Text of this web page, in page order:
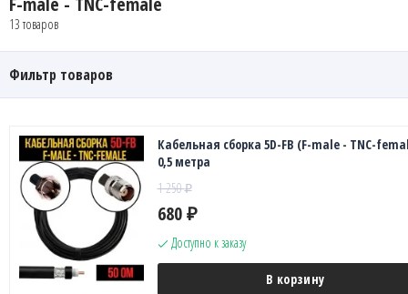
13 товаров
Фильтр товаров
Кабельная сборка 5D-FB (F-male - TNC-
0,5 метра
1 250₽
680 ₽
Доступно к заказу
В корзину